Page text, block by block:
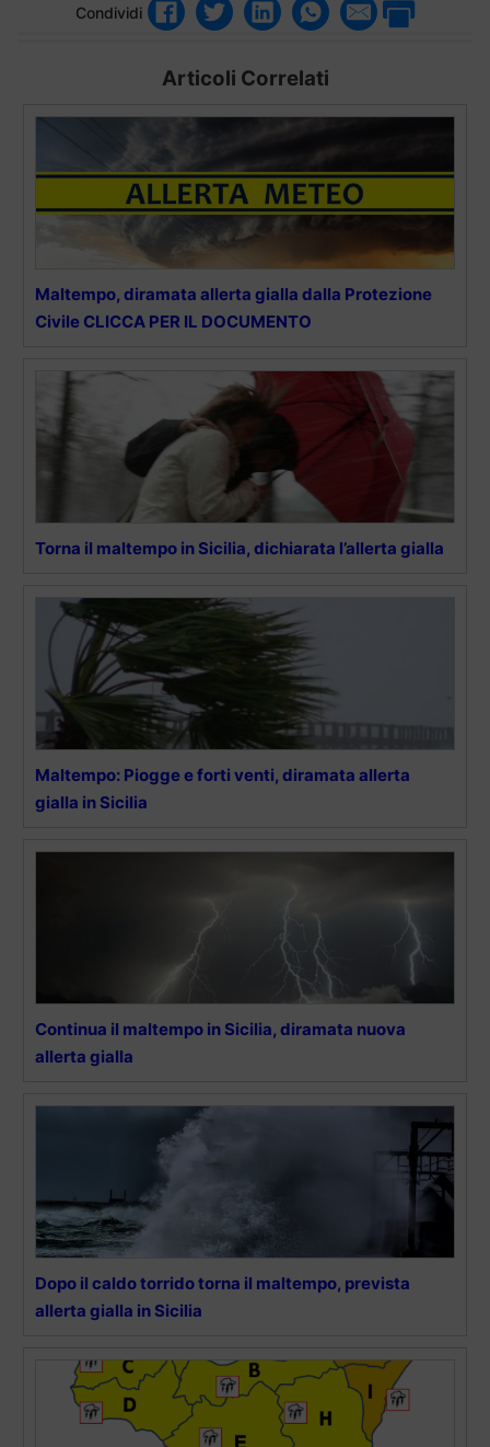
Condividi
Articoli Correlati
Maltempo, diramata allerta gialla dalla Protezione
Civile CLICCA PER IL DOCUMENTO
Torna il maltempo in Sicilia, dichiarata l’allerta gialla
Maltempo: Piogge e forti venti, diramata allerta
gialla in Sicilia
Continua il maltempo in Sicilia, diramata nuova
allerta gialla
Dopo il caldo torrido torna il maltempo, prevista
allerta gialla in Sicilia